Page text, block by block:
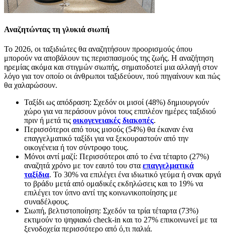
Αναζητώντας τη γλυκιά σιωπή
Το 2026, οι ταξιδιώτες θα αναζητήσουν προορισμούς όπου
μπορούν να αποβάλουν τις περισπασμούς της ζωής. Η αναζήτηση
ηρεμίας ακόμα και στιγμών σιωπής, σηματοδοτεί μια αλλαγή στον
λόγο για τον οποίο οι άνθρωποι ταξιδεύουν, πού πηγαίνουν και πώς
θα χαλαρώσουν.
Ταξίδι ως απόδραση: Σχεδόν οι μισοί (48%) δημιουργούν
χώρο για να περάσουν μόνοι τους επιπλέον ημέρες ταξιδιού
πριν ή μετά τις οικογενειακές διακοπές.
Περισσότεροι από τους μισούς (54%) θα έκαναν ένα
επαγγελματικό ταξίδι για να ξεκουραστούν από την
οικογένεια ή τον σύντροφο τους.
Μόνοι αντί μαζί: Περισσότεροι από το ένα τέταρτο (27%)
αναζητά χρόνο με τον εαυτό του στα επαγγελματικά
ταξίδια. Το 30% να επιλέγει ένα ιδιωτικό γεύμα ή σνακ αργά
το βράδυ μετά από ομαδικές εκδηλώσεις και το 19% να
επιλέγει τον ύπνο αντί της κοινωνικοποίησης με
συναδέλφους.
Σιωπή, βελτιστοποίηση: Σχεδόν τα τρία τέταρτα (73%)
εκτιμούν το ψηφιακό check-in και το 27% επικοινωνεί με τα
ξενοδοχεία περισσότερο από ό,τι παλιά.